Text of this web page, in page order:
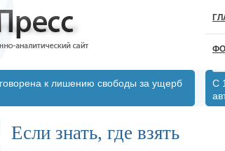
к лишению свободы за ущерб
С
Если знать, где взять